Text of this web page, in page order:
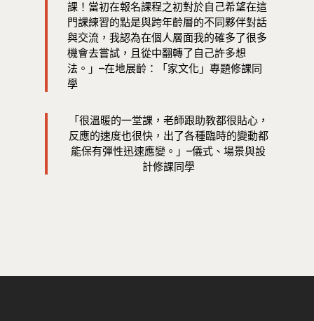
課！當初在報名課程之初對於自己希望在這
門課練習的點是與跨年齡層的不同夥伴對話
與交流，我認為在個人層面我的確多了很多
機會去嘗試，且從中翻轉了自己許多想
法。」–在地展齡：「家文化」專題修課同
學
「很溫暖的一堂課，老師跟助教都很貼心，
反應的速度也很快，出了各種臨時的變動都
能保有彈性迅速應變。」–儀式、場景與設
計修課同學